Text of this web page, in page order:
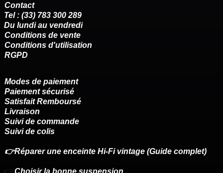
Contact
Tel : (33) 783 300 289
Du lundi au vendredi
Conditions de vente
Conditions d'utilisation
RGPD
Modes de paiement
Paiement sécurisé
Satisfait Remboursé
Livraison
Suivi de commande
Suivi de colis
👉Réparer une enceinte Hi-Fi vintage (Guide complet)
👉 Choisir la bonne suspension